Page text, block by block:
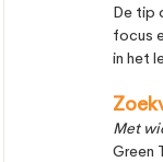
De tip
focus
in het
Met
Green